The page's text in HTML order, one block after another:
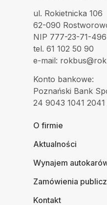
ul. Rokietnicka 106
62-090
NIP 777-23-71-496
tel. 61 102 50 90
e-mail:
Konto bankowe:
Poznański Bank
24 9043 1041
O firmie
Aktualności
Wynajem
Zamówienia
Kontakt